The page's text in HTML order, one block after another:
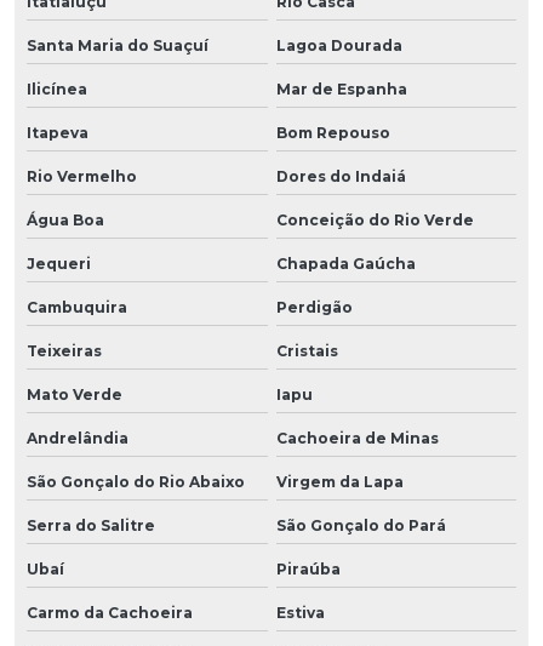
Santa Maria do Suaçuí Lagoa Dourada
Ilicínea Mar de Espanha
Itapeva Bom Repouso
Rio Vermelho Dores do Indaiá
Água Boa Conceição do Rio Verde
Jequeri Chapada Gaúcha
Cambuquira Perdigão
Teixeiras Cristais
Mato Verde Iapu
Andrelândia Cachoeira de Minas
São Gonçalo do Rio Abaixo Virgem da Lapa
Serra do Salitre São Gonçalo do Pará
Ubaí Piraúba
Carmo da Cachoeira Estiva